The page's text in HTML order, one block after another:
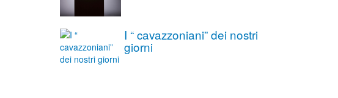
I “ cavazzoniani” dei nostri
giorni